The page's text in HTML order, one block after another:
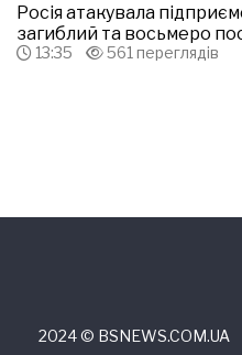
Росія атакувала
загиблий та восьмеро
13:35 561 переглядів
2024 © ВSNEWS.COM.UA